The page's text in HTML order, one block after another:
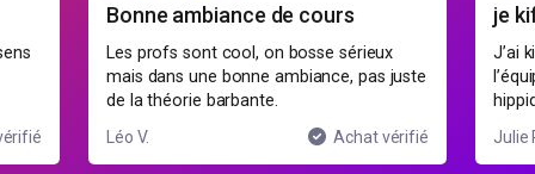
je kiffe grave
J’ai kiffé la partie gestion des soins et de
l’équipe, on voit la réalité d’une entreprise
hippique 🙂
Julie P. Achat vérifié
un
de